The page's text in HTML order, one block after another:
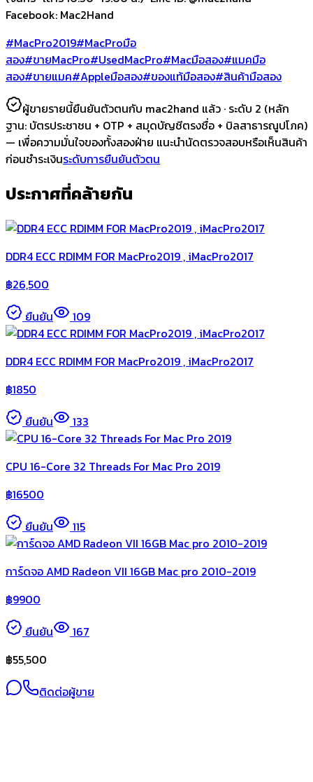
Facebook: Mac2Hand
#MacPro2019#MacProมือ
สอง#ขายMacPro#UsedMacPro#Macมือสอง#แมคมือ
สอง#ขายแมค#Appleมือสอง#ของแท้มือสอง#สินค้ามือสอง
ผู้ขายรายนี้ยืนยันตัวตนกับ mac2hand แล้ว · ระดับ 2 (หลัก
ฐาน: บัตรประชาชน + OTP + สมุดบัญชีตรงชื่อ + บิลสาธารณูปโภค)
— เพื่อความมั่นใจของทั้งสองฝ่าย แนะนำนัดตรวจสอบหรือเห็นสินค้า
ก่อนชำระเงินระดับการยืนยันตัวตน
ประกาศที่คล้ายกัน
DDR4 ECC RDIMM FOR MacPro2019 , iMacPro2017
฿26,500
ยืนยัน
109
DDR4 ECC RDIMM FOR MacPro2019 , iMacPro2017
฿1850
ยืนยัน
133
CPU 16-Core 32 Threads For Mac Pro 2019
฿16500
ยืนยัน
115
การ์ดจอ AMD Radeon VII 16GB Mac pro 2010-2019
฿9900
ยืนยัน
167
฿55,500
ติดต่อผู้ขาย